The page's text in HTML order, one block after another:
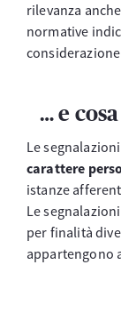
rilevanza
normative
… e cosa
Le segnalazioni
carattere
istanze
Le
per finalità
appartengono